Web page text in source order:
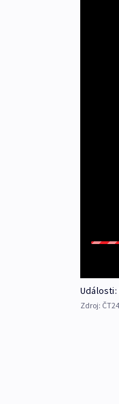
Události:
Zdroj: ČT24